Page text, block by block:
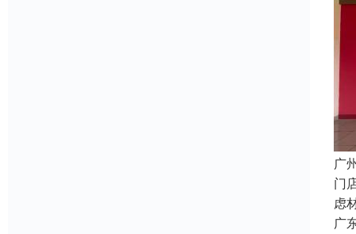
广
门
虑
广